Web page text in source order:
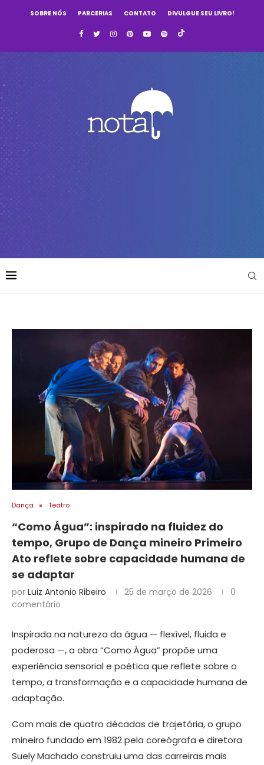
SOBRE NÓS PARCERIAS CONTATO DIVULGUE SEU LIVRO!
Dança Teatro
“Como Água”: inspirado na fluidez do
tempo, Grupo de Dança mineiro Primeiro
Ato reflete sobre capacidade humana de
se adaptar
por Luiz Antonio Ribeiro 25 de março de 2026
0
comentário
Inspirada na natureza da água — flexível, fluida e
poderosa —, a obra “Como Água” propõe uma
experiência sensorial e poética que reflete sobre o
tempo, a transformação e a capacidade humana de
adaptação.
Com mais de quatro décadas de trajetória, o grupo
mineiro fundado em 1982 pela coreógrafa e diretora
Suely Machado construiu uma das carreiras mais